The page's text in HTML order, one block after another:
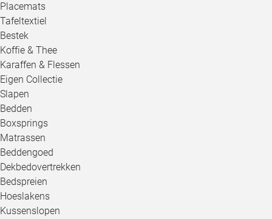
Placemats
Tafeltextiel
Bestek
Koffie & Thee
Karaffen & Flessen
Eigen Collectie
Slapen
Bedden
Boxsprings
Matrassen
Beddengoed
Dekbedovertrekken
Bedspreien
Hoeslakens
Kussenslopen